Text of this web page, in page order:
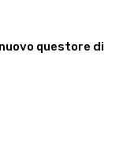
questore di